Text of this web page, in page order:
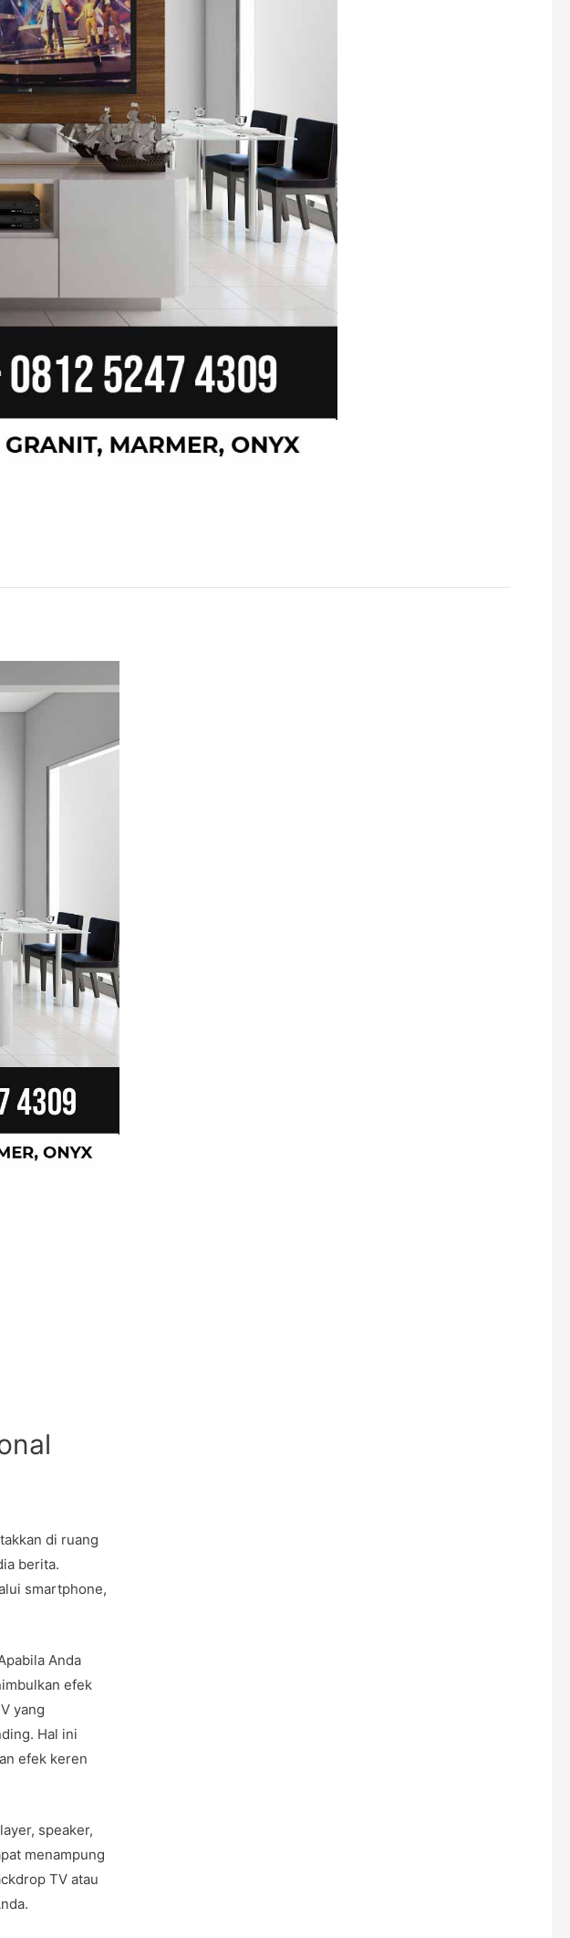
di ruang
berita.
smartphone,
Anda
efek
yang
Hal ini
efek keren
speaker,
menampung
TV atau